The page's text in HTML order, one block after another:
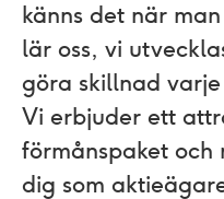
känns det när
lär oss, vi
göra skillnad
Vi erbjuder ett
förmånspaket och
dig som